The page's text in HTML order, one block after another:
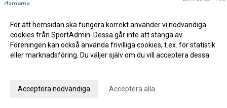
damerna
Populär fotbollsskola och A-lagsmatcher!
Se våra seniorlag i helgen! 2019-04-26 14:34
Rågsveds IF, DIF och Sveab arrangerar spontancup på
Stöd herrarna och glad påsk
För att hemsidan ska fungera korrekt använder vi nödvändiga
cookies från SportAdmin. Dessa går inte att stänga av.
Föreningen kan också använda frivilliga cookies, t.ex. för statistik
eller marknadsföring. Du väljer själv om du vill acceptera dessa.
Acceptera nödvändiga Acceptera alla